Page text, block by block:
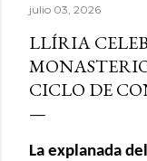
julio 03, 2026
LLÍRIA
CICLO DE
La explanada